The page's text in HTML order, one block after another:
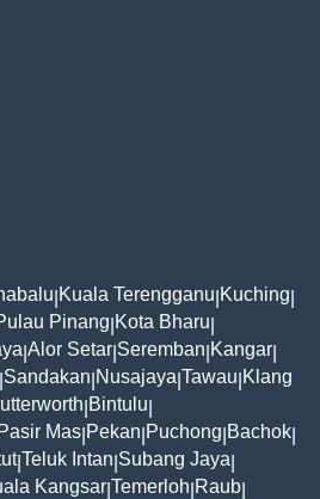
Kuala Terengganu Kuching
Pinang Kota Bharu
Alor Setar Seremban Kangar
Sandakan Nusajaya Tawau Klang
Bintulu
Pasir Mas Pekan Puchong Bachok
|Teluk Intan Subang Jaya
Kangsar Temerloh Raub